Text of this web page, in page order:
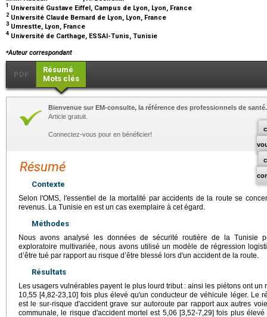
1 Université Gustave Eiffel, Campus de Lyon, Lyon, France
2 Université Claude Bernard de Lyon, Lyon, France
3 Umrestte, Lyon, France
4 Université de Carthage, ESSAI-Tunis, Tunisie
⁎Auteur correspondant
PDF
Résumé
Mots clés
Bienvenue sur EM-consulte, la référence des professionnels de santé.
Article gratuit.
Connectez-vous pour en bénéficier!
Résumé
Contexte
Selon l'OMS, l'essentiel de la mortalité par accidents de la route se
revenus. La Tunisie en est un cas exemplaire à cet égard.
Méthodes
Nous avons analysé les données de sécurité routière de la Tunisie
exploratoire multivariée, nous avons utilisé un modèle de régression
d’être tué par rapport au risque d’être blessé lors d'un accident de la route.
Résultats
Les usagers vulnérables payent le plus lourd tribut : ainsi les piétons ont
10,55 [4,82-23,10] fois plus élevé qu'un conducteur de véhicule léger. Le
est le sur-risque d'accident grave sur autoroute par rapport aux autres
communale, le risque d'accident mortel est 5,06 [3,52-7,29] fois plus